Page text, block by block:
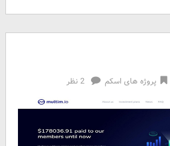
پروژه های اسکم 2 نظر